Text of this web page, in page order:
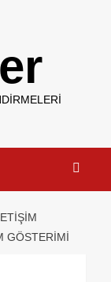
GÖSTERIMI